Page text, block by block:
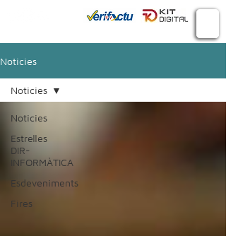
Noticies
Noticies
Estrelles
DIR-
INFORMÀTICA
Esdeveniments
Fires
Noticies